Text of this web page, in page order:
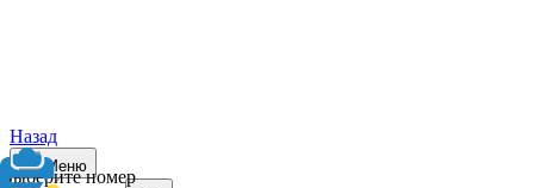
Назад
Выберите номер
Меню